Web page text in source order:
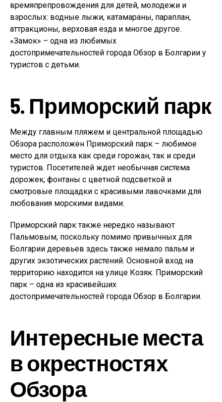
времяпрепровождения для детей, молодежи и
взрослых: водные лыжи, катамараны, параплан,
аттракционы, верховая езда и многое другое.
«Замок» – одна из любимых
достопримечательностей города Обзор в Болгарии у
туристов с детьми.
5. Приморский парк
Между главным пляжем и центральной площадью
Обзора расположен Приморский парк – любимое
место для отдыха как среди горожан, так и среди
туристов. Посетителей ждет необычная система
дорожек, фонтаны с цветной подсветкой и
смотровые площадки с красивыми лавочками для
любования морскими видами.
Приморский парк также нередко называют
Пальмовым, поскольку помимо привычных для
Болгарии деревьев здесь также немало пальм и
других экзотических растений. Основной вход на
территорию находится на улице Козяк. Приморский
парк – одна из красивейших
достопримечательностей города Обзор в Болгарии.
Интересные места
в окрестностях
Обзора